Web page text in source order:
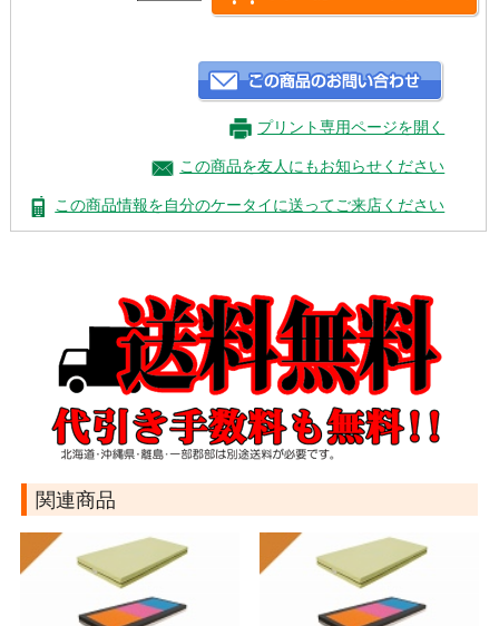
プリント専用ページを開く
この商品を友人にもお知らせください
この商品情報を自分のケータイに送ってご来店ください
関連商品